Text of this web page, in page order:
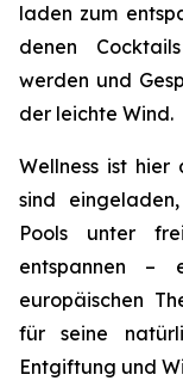
laden zum
denen
werden und
der leichte Wind.
Wellness ist hier
sind
Pools unter
entspannen –
europäischen
für seine
Entgiftung und